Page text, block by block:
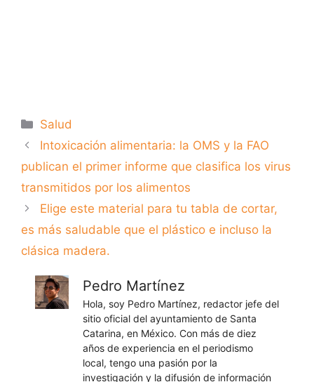
Categorías
Salud
Intoxicación alimentaria: la OMS y la FAO
publican el primer informe que clasifica los virus
transmitidos por los alimentos
Elige este material para tu tabla de cortar,
es más saludable que el plástico e incluso la
clásica madera.
Pedro Martínez
Hola, soy Pedro Martínez, redactor jefe del
sitio oficial del ayuntamiento de Santa
Catarina, en México. Con más de diez
años de experiencia en el periodismo
local, tengo una pasión por la
investigación y la difusión de información